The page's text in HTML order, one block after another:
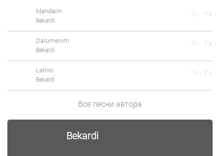
Mandarin
Bekardi
Darumenim
Bekardi
Latino
Bekardi
Все песни автора
Bekardi